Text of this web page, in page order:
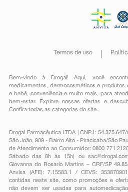
Termos de uso
Bem-vindo à Drogal! Aqui, você
medicamentos , dermocosméticos e produtos
e bebê, conveniênciae muito mais, para
bem-estar. Explore nossas ofertas e
Confira todas as categorias do site.
Drogal Farmacêutica LTDA | CNPJ:
São João, 909 - Bairro Alto - Piracicaba/São
de Atendimento ao Consumidor: 0800 771
Sábado das 8h às 15h) ou
Giovanna do Rosario Martins – CRF/SP
Anvisa (AFE): 7.15583.1 / CEVS:
contidas neste site, como promoções e
não devem ser usadas para